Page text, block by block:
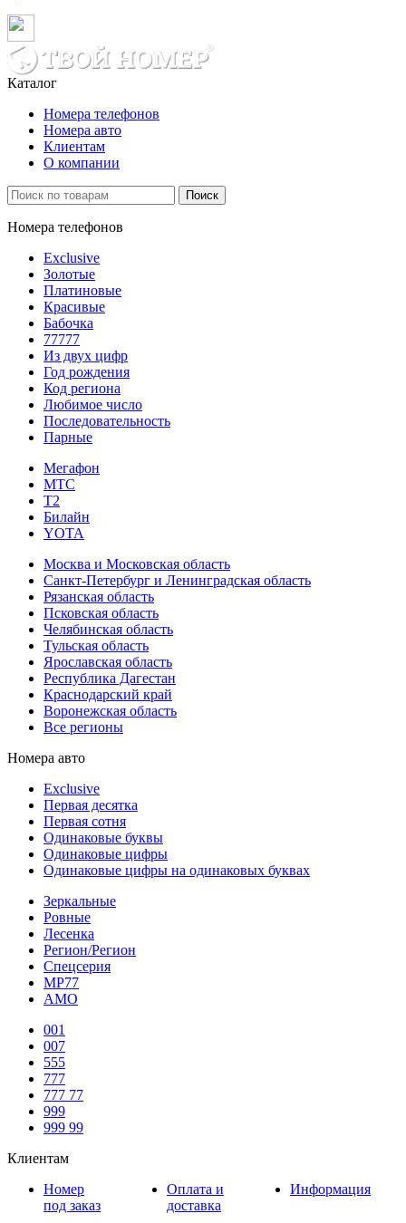
Каталог
Номера телефонов
Номера авто
Клиентам
О компании
Поиск
Номера телефонов
Exclusive
Золотые
Платиновые
Красивые
Бабочка
77777
Из двух цифр
Год рождения
Код региона
Любимое число
Последовательность
Парные
Мегафон
МТС
Т2
Билайн
YOTA
Москва и Московская область
Санкт-Петербург и Ленинградская область
Рязанская область
Псковская область
Челябинская область
Тульская область
Ярославская область
Республика Дагестан
Краснодарский край
Воронежская область
Все регионы
Номера авто
Exclusive
Первая десятка
Первая сотня
Одинаковые буквы
Одинаковые цифры
Одинаковые цифры на одинаковых буквах
Зеркальные
Ровные
Лесенка
Регион/Регион
Спецсерия
МР77
АМО
001
007
555
777
777 77
999
999 99
Клиентам
Номер
под заказ
Оплата и
доставка
Информация